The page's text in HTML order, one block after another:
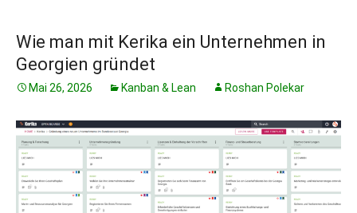
Wie man mit Kerika ein Unternehmen in
Georgien gründet
Mai 26, 2026 Kanban & Lean Roshan Polekar